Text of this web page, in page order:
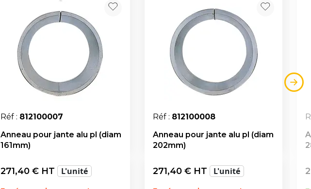
Réf : 812100007
Anneau pour jante alu pl (diam
161mm)
271,40 € HT L'unité
Réf : 812100008
Anneau pour jante alu pl (diam
202mm)
271,40 € HT L'unité